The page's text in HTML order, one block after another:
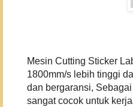
Mesin Cutting Sticker
1800mm/s lebih tinggi
dan bergaransi,
sangat cocok untuk